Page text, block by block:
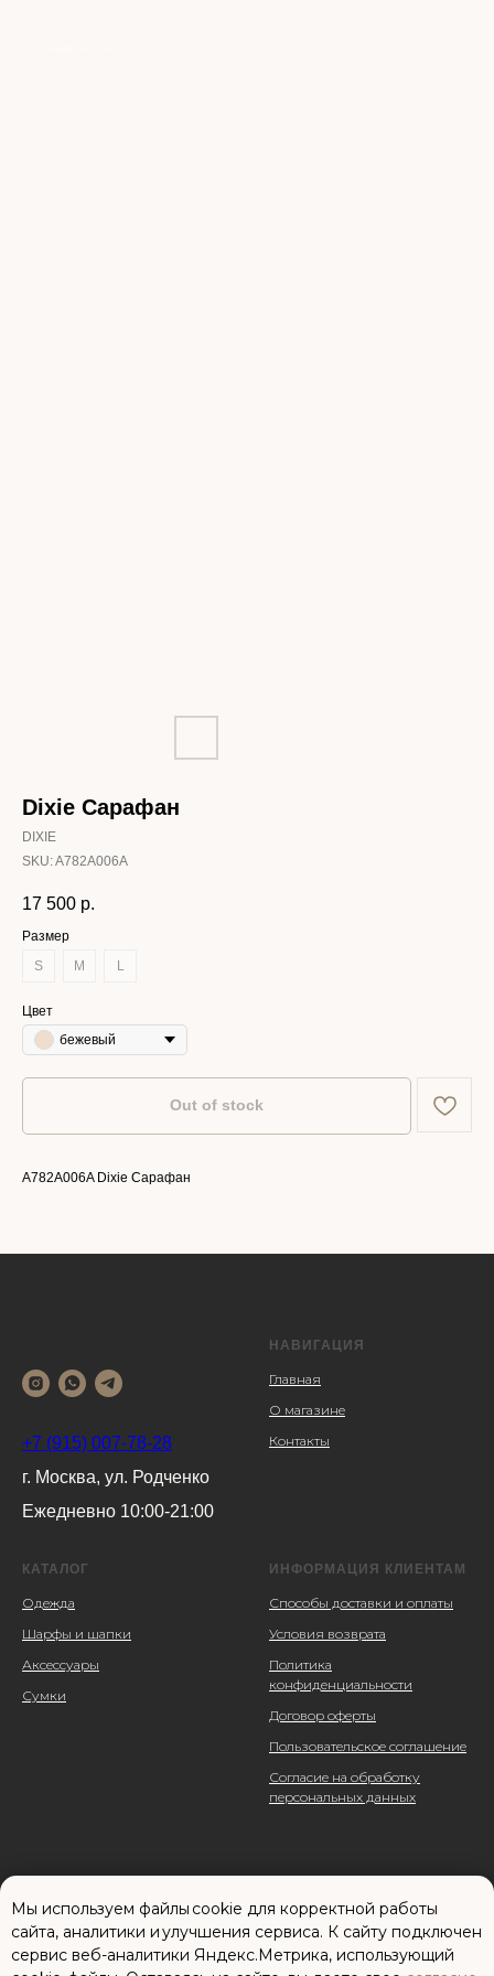
Мы используем файлы cookie для корректной работы
сайта, аналитики и улучшения сервиса. К cайту подключен
сервис веб-аналитики Яндекс.Метрика, использующий
Dixie Сарафан
DIXIE
SKU:A782A006A
17 500 р.
Размер
S
M L
Цвет
бежевый
Out of stock
A782A006A Dixie Сарафан
+7 (915) 007-78-28
г. Москва, ул. Родченко
Ежедневно 10:00-21:00
НАВИГАЦИЯ
Главная
О магазине
Контакты
КАТАЛОГ
Одежда
Шарфы и шапки
Аксессуары
Сумки
ИНФОРМАЦИЯ КЛИЕНТАМ
Способы доставки и оплаты
Условия возврата
Политика
конфиденциальности
Договор оферты
Пользовательское соглашение
Согласие на обработку
персональных данных